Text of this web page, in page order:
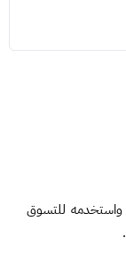
في نون واستخدمه للتسوق